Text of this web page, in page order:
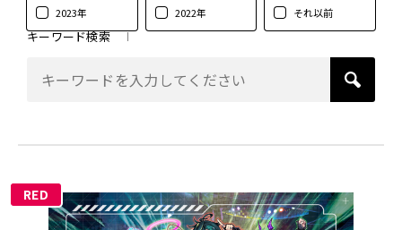
2023年 2022年 それ以前
キーワード検索
RED